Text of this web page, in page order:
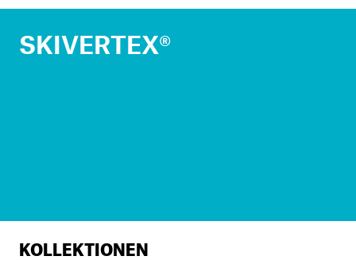
SKIVERTEX®
KOLLEKTIONEN